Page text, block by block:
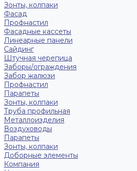
Зонты, колпаки
Фасад
Профнастил
Фасадные кассеты
Линеарные панели
Сайдинг
Штучная черепица
Заборы/ограждения
Забор жалюзи
Профнастил
Парапеты
Зонты, колпаки
Труба профильная
Металлоизделия
Воздуховоды
Парапеты
Зонты, колпаки
Доборные элементы
Компания